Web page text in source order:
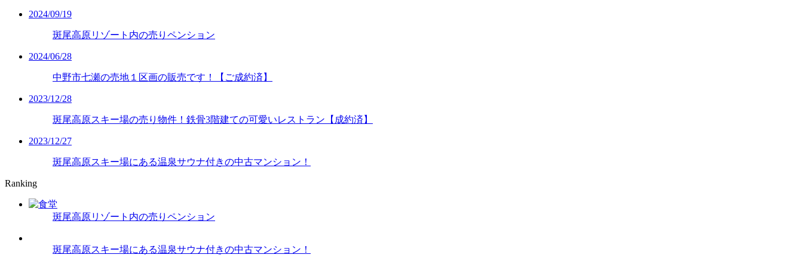
2024/09/19
斑尾高原リゾート内の売りペンション
2024/06/28
中野市七瀬の売地１区画の販売です！【ご成約済】
2023/12/28
斑尾高原スキー場の売り物件！鉄骨3階建ての可愛いレストラン【成約済】
2023/12/27
斑尾高原スキー場にある温泉サウナ付きの中古マンション！
Ranking
斑尾高原リゾート内の売りペンション
斑尾高原スキー場にある温泉サウナ付きの中古マンション！